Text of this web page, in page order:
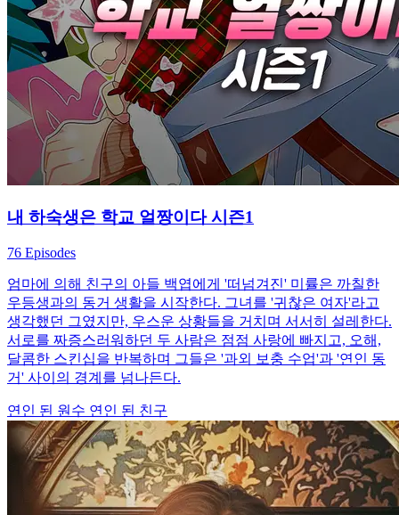
내 하숙생은 학교 얼짱이다 시즌1
76 Episodes
엄마에 의해 친구의 아들 백엽에게 '떠넘겨진' 미률은 까칠한
우등생과의 동거 생활을 시작한다. 그녀를 '귀찮은 여자'라고
생각했던 그였지만, 우스운 상황들을 거치며 서서히 설레한다.
서로를 짜증스러워하던 두 사람은 점점 사랑에 빠지고, 오해,
달콤한 스킨십을 반복하며 그들은 '과외 보충 수업'과 '연인 동
거' 사이의 경계를 넘나든다.
연인 된 원수 연인 된 친구